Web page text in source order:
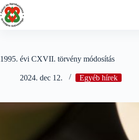
Skip
to
content
1995. évi CXVII. törvény módosítás
2024. dec 12. Egyéb hírek